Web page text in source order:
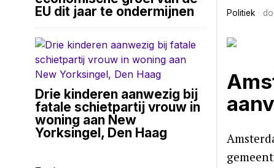
Politiek
EU dit jaar te ondermijnen
Drie kinderen aanwezig bij
fatale schietpartij vrouw in
woning aan New
Yorksingel, Den Haag